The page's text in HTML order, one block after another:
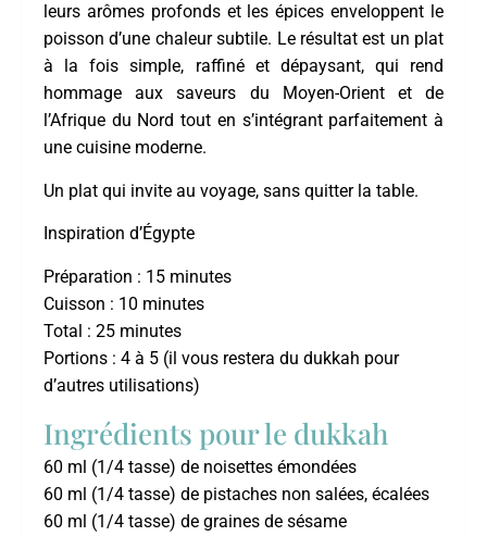
Inspiration d’Égypte
Préparation : 15 minutes
Cuisson : 10 minutes
Total : 25 minutes
Portions : 4 à 5 (il vous restera du dukkah pour
d’autres utilisations)
leurs arômes profonds et les épices enveloppent le
poisson d’une chaleur subtile. Le résultat est un plat
à la fois simple, raffiné et dépaysant, qui rend
hommage aux saveurs du Moyen-Orient et de
l’Afrique du Nord tout en s’intégrant parfaitement à
une cuisine moderne.
Un plat qui invite au voyage, sans quitter la table.
Ingrédients pour le dukkah
60 ml (1/4 tasse) de noisettes émondées
60 ml (1/4 tasse) de pistaches non salées, écalées
60 ml (1/4 tasse) de graines de sésame